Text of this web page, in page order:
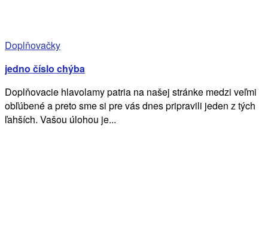
Doplňovačky
jedno číslo chýba
Doplňovacie hlavolamy patria na našej stránke medzi veľmi
obľúbené a preto sme si pre vás dnes pripravili jeden z tých
ľahších. Vašou úlohou je...